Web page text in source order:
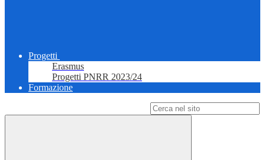
Progetti
Erasmus
Progetti PNRR 2023/24
Formazione